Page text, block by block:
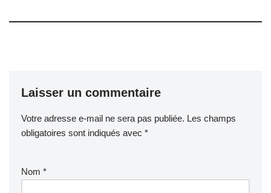
Laisser un commentaire
Votre adresse e-mail ne sera pas publiée. Les champs
obligatoires sont indiqués avec *
Nom *